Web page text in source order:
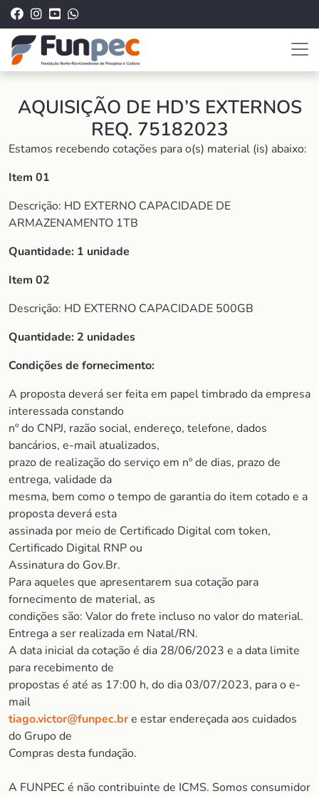
AQUISIÇÃO DE HD’S EXTERNOS
REQ. 75182023
Estamos recebendo cotações para o(s) material (is) abaixo:
Item 01
Descrição: HD EXTERNO CAPACIDADE DE
ARMAZENAMENTO 1TB
Quantidade: 1 unidade
Item 02
Descrição: HD EXTERNO CAPACIDADE 500GB
Quantidade: 2 unidades
Condições de fornecimento:
A proposta deverá ser feita em papel timbrado da empresa
interessada constando
nº do CNPJ, razão social, endereço, telefone, dados
bancários, e-mail atualizados,
prazo de realização do serviço em nº de dias, prazo de
entrega, validade da
mesma, bem como o tempo de garantia do item cotado e a
proposta deverá esta
assinada por meio de Certificado Digital com token,
Certificado Digital RNP ou
Assinatura do Gov.Br.
Para aqueles que apresentarem sua cotação para
fornecimento de material, as
condições são: Valor do frete incluso no valor do material.
Entrega a ser realizada em Natal/RN.
A data inicial da cotação é dia 28/06/2023 e a data limite
para recebimento de
propostas é até as 17:00 h, do dia 03/07/2023, para o e-
mail
tiago.victor@funpec.bre estar endereçada aos cuidados
do Grupo de
Compras desta fundação.
A FUNPEC é não contribuinte de ICMS. Somos consumidor